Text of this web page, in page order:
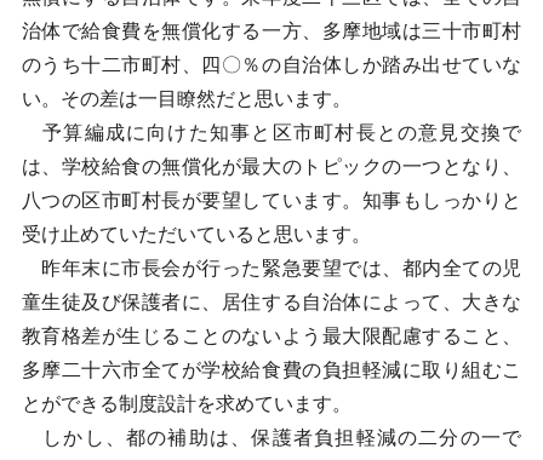
治体で給食費を無償化する一方、多摩地域は三十市町村
のうち十二市町村、四〇％の自治体しか踏み出せていな
い。その差は一目瞭然だと思います。
予算編成に向けた知事と区市町村長との意見交換で
は、学校給食の無償化が最大のトピックの一つとなり、
八つの区市町村長が要望しています。知事もしっかりと
受け止めていただいていると思います。
昨年末に市長会が行った緊急要望では、都内全ての児
童生徒及び保護者に、居住する自治体によって、大きな
教育格差が生じることのないよう最大限配慮すること、
多摩二十六市全てが学校給食費の負担軽減に取り組むこ
とができる制度設計を求めています。
しかし、都の補助は、保護者負担軽減の二分の一で